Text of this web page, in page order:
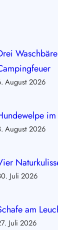
August 2026
im
August 2026
Juli 2026
am
Juli 2026